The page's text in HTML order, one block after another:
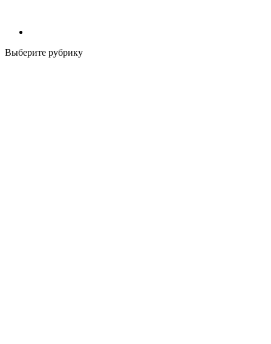
Выберите рубрику